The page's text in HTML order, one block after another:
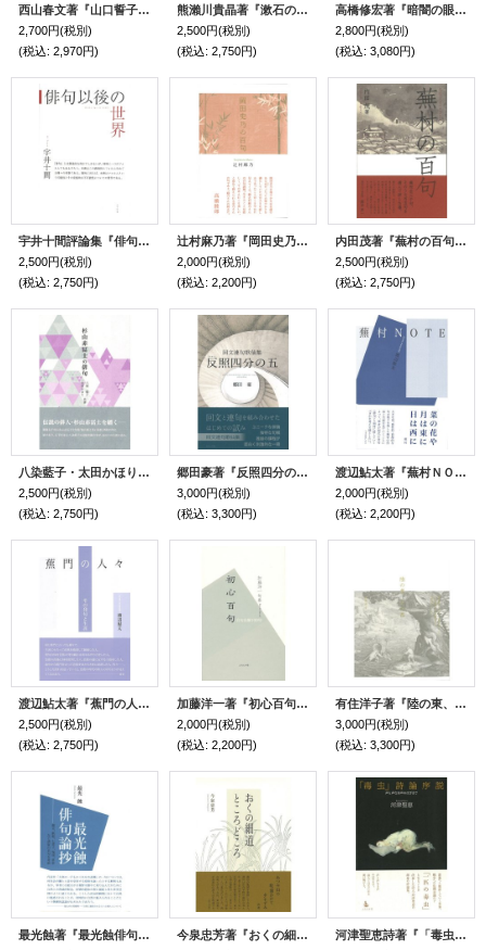
西山春文著『山口誓子俳句プロムナード』（やまぐちせいしはいくぷろむなーど）
2,700円(税別)
(税込: 2,970円)
熊瀨川貴晶著『漱石の涅槃――詩作と思索』（そうせきのねはん）
2,500円(税別)
(税込: 2,750円)
高橋修宏著『暗闇の眼玉――鈴木六林男を巡る』（くらやみのめだま）
2,800円(税別)
(税込: 3,080円)
宇井十間評論集『俳句以後の世界』（はいくいごのせかい）
2,500円(税別)
(税込: 2,750円)
辻村麻乃著『岡田史乃の百句』（おかだしののひゃっく）
2,000円(税別)
(税込: 2,200円)
内田茂著『蕪村の百句』（ぶそんのひゃっく）
2,500円(税別)
(税込: 2,750円)
八染藍子・太田かほり著『杉山赤冨士の俳句』（すぎやまあかふじのはいく）
2,500円(税別)
(税込: 2,750円)
郷田豪著『反照四分の五』（てりかえしよんぶんのご）
3,000円(税別)
(税込: 3,300円)
渡辺鮎太著『蕪村ＮＯＴＥ』（ぶそんのーと）
2,000円(税別)
(税込: 2,200円)
渡辺鮎太著『蕉門の人々─その発句と生涯』（しょうもんのひとびと――そのほっくとしょうがい）
2,500円(税別)
(税込: 2,750円)
加藤洋一著『初心百句 自句自解100句』（しょしんひゃっく じくじかいひゃっく）
2,000円(税別)
(税込: 2,200円)
有住洋子著『陸の東、月の西』（りくのひがし、つきのにし）
3,000円(税別)
(税込: 3,300円)
最光蝕著『最光蝕俳句論抄』（さいみつしょくはいくろんしょう）
今泉忠芳著『おくの細道ところどころ』（おくのほそみちところどころ）
河津聖恵詩著『「毒虫」詩論序説―声と声なき声のはざまで』（どくむししろんじょせつ）